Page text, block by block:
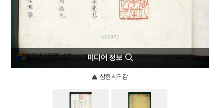
미디어 정보
삼한시귀감